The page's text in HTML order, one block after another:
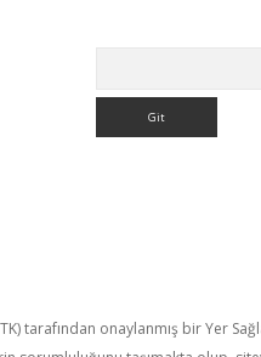
tarafından onaylanmış bir Yer